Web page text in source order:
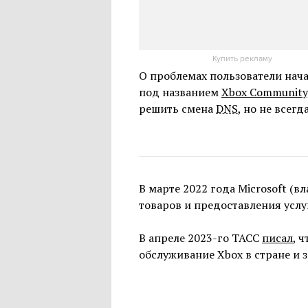
Купить рекламу
О проблемах пользователи
под названиемXbox Community
решить сменаDNS, но не
В марте 2022 года Microsoft
товаров и предоставления
В апреле 2023-го ТАСС писал,
обслуживание Xbox в стране и